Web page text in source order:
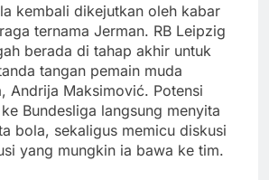
kembali dikejutkan oleh kabar
ternama Jerman. RB Leipzig
berada di tahap akhir untuk
tangan pemain muda
Andrija Maksimović. Potensi
Bundesliga langsung menyita
bola, sekaligus memicu diskusi
yang mungkin ia bawa ke tim.